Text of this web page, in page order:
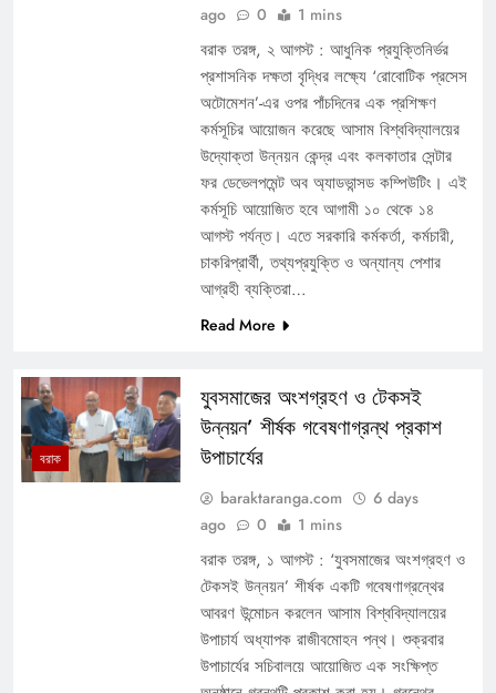
ago
0 1 mins
বরাক তরঙ্গ, ২ আগস্ট : আধুনিক প্রযুক্তিনির্ভর
প্রশাসনিক দক্ষতা বৃদ্ধির লক্ষ্যে ‘রোবোটিক প্রসেস
অটোমেশন’-এর ওপর পাঁচদিনের এক প্রশিক্ষণ
কর্মসূচির আয়োজন করেছে আসাম বিশ্ববিদ্যালয়ের
উদ্যোক্তা উন্নয়ন কেন্দ্র এবং কলকাতার সেন্টার
ফর ডেভেলপমেন্ট অব অ্যাডভান্সড কম্পিউটিং। এই
কর্মসূচি আয়োজিত হবে আগামী ১০ থেকে ১৪
আগস্ট পর্যন্ত। এতে সরকারি কর্মকর্তা, কর্মচারী,
চাকরিপ্রার্থী, তথ্যপ্রযুক্তি ও অন্যান্য পেশার
আগ্রহী ব্যক্তিরা…
Read More
বরাক
যুবসমাজের অংশগ্রহণ ও টেকসই
উন্নয়ন’ শীর্ষক গবেষণাগ্রন্থ প্রকাশ
উপাচার্যের
baraktaranga.com
6 days
ago
0 1 mins
বরাক তরঙ্গ, ১ আগস্ট : ‘যুবসমাজের অংশগ্রহণ ও
টেকসই উন্নয়ন’ শীর্ষক একটি গবেষণাগ্রন্থের
আবরণ উন্মোচন করলেন আসাম বিশ্ববিদ্যালয়ের
উপাচার্য অধ্যাপক রাজীবমোহন পন্থ। শুক্রবার
উপাচার্যের সচিবালয়ে আয়োজিত এক সংক্ষিপ্ত